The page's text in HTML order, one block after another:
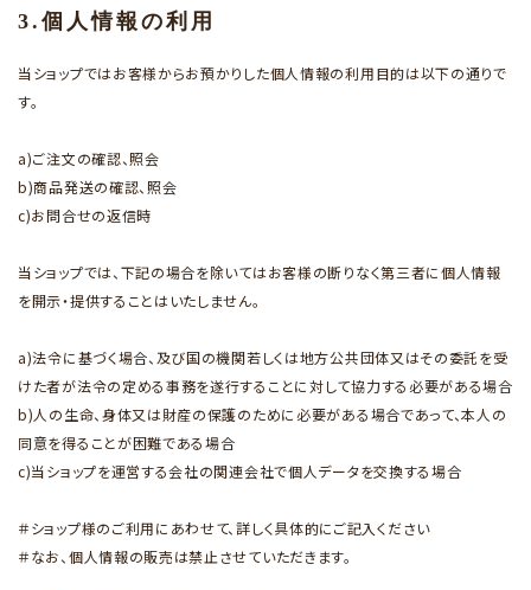
3.個人情報の利用
当ショップではお客様からお預かりした個人情報の利用目的は以下の通りで
す。
a)ご注文の確認、照会
b)商品発送の確認、照会
c)お問合せの返信時
当ショップでは、下記の場合を除いてはお客様の断りなく第三者に個人情報
を開示・提供することはいたしません。
a)法令に基づく場合、及び国の機関若しくは地方公共団体又はその委託を受
けた者が法令の定める事務を遂行することに対して協力する必要がある場合
b)人の生命、身体又は財産の保護のために必要がある場合であって、本人の
同意を得ることが困難である場合
c)当ショップを運営する会社の関連会社で個人データを交換する場合
＃ショップ様のご利用にあわせて、詳しく具体的にご記入ください
＃なお、個人情報の販売は禁止させていただきます。